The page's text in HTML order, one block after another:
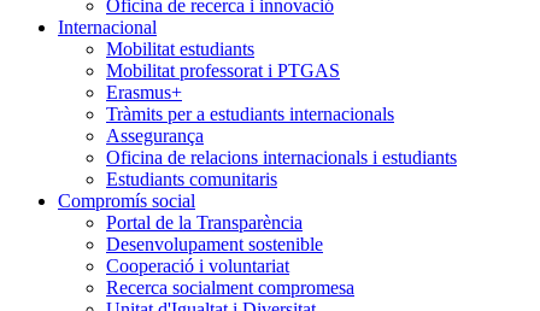
Oficina de recerca i innovació
Internacional
Mobilitat estudiants
Mobilitat professorat i PTGAS
Erasmus+
Tràmits per a estudiants internacionals
Assegurança
Oficina de relacions internacionals i estudiants
Estudiants comunitaris
Compromís social
Portal de la Transparència
Desenvolupament sostenible
Cooperació i voluntariat
Recerca socialment compromesa